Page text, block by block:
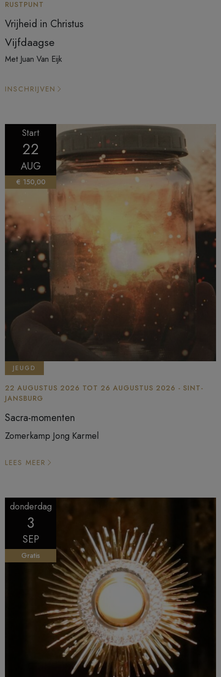
RUSTPUNT
Vrijheid in Christus
Vijfdaagse
Met Juan Van Eijk
INSCHRIJVEN
Start
22
AUG
€ 150,00
JEUGD
22 AUGUSTUS 2026 TOT 26 AUGUSTUS 2026 - SINT-
JANSBURG
Sacra-momenten
Zomerkamp Jong Karmel
LEES MEER
donderdag
3
SEP
Gratis